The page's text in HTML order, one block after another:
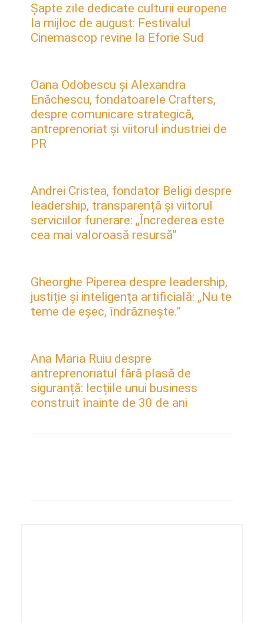
Șapte zile dedicate culturii europene
la mijloc de august: Festivalul
Cinemascop revine la Eforie Sud
Oana Odobescu și Alexandra
Enăchescu, fondatoarele Crafters,
despre comunicare strategică,
antreprenoriat și viitorul industriei de
PR
Andrei Cristea, fondator Beligi despre
leadership, transparență și viitorul
serviciilor funerare: „Încrederea este
cea mai valoroasă resursă”
Gheorghe Piperea despre leadership,
justiție și inteligența artificială: „Nu te
teme de eșec, îndrăznește.”
Ana Maria Ruiu despre
antreprenoriatul fără plasă de
siguranță: lecțiile unui business
construit înainte de 30 de ani